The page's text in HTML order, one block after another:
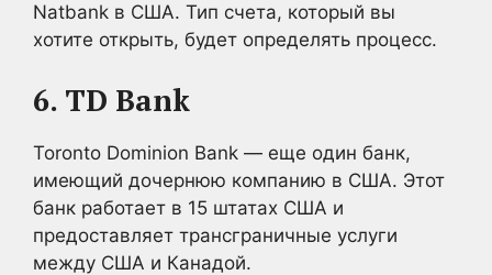
Natbank в США. Тип счета, который вы
хотите открыть, будет определять процесс.
6. TD Bank
Toronto Dominion Bank — еще один банк,
имеющий дочернюю компанию в США. Этот
банк работает в 15 штатах США и
предоставляет трансграничные услуги
между США и Канадой.